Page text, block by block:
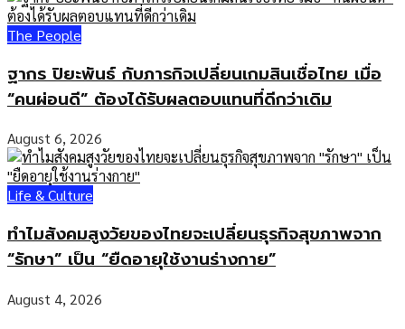
The People
ฐากร ปิยะพันธ์ กับภารกิจเปลี่ยนเกมสินเชื่อไทย เมื่อ
“คนผ่อนดี” ต้องได้รับผลตอบแทนที่ดีกว่าเดิม
August 6, 2026
Life & Culture
ทำไมสังคมสูงวัยของไทยจะเปลี่ยนธุรกิจสุขภาพจาก
“รักษา” เป็น “ยืดอายุใช้งานร่างกาย”
August 4, 2026